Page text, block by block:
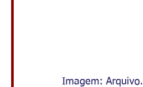
Imagem: Arquivo.